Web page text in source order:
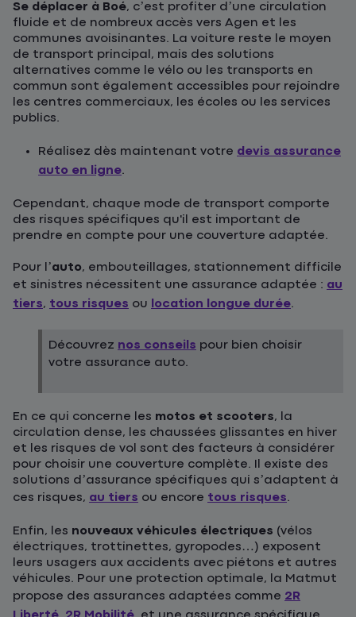
Se déplacer à Boé, c’est profiter d’une circulation
fluide et de nombreux accès vers Agen et les
communes avoisinantes. La voiture reste le moyen
de transport principal, mais des solutions
alternatives comme le vélo ou les transports en
commun sont également accessibles pour rejoindre
les centres commerciaux, les écoles ou les services
publics.
Réalisez dès maintenant votre devis assurance
auto en ligne.
Cependant, chaque mode de transport comporte
des risques spécifiques qu'il est important de
prendre en compte pour une couverture adaptée.
Pour l’auto, embouteillages, stationnement difficile
et sinistres nécessitent une assurance adaptée : au
tiers, tous risques ou location longue durée.
Découvrez nos conseils pour bien choisir
votre assurance auto.
En ce qui concerne les motos et scooters, la
circulation dense, les chaussées glissantes en hiver
et les risques de vol sont des facteurs à considérer
pour choisir une couverture complète. Il existe des
solutions d’assurance spécifiques qui s’adaptent à
ces risques, au tiers ou encore tous risques.
Enfin, les nouveaux véhicules électriques (vélos
électriques, trottinettes, gyropodes…) exposent
leurs usagers aux accidents avec piétons et autres
véhicules. Pour une protection optimale, la Matmut
propose des assurances adaptées comme 2R